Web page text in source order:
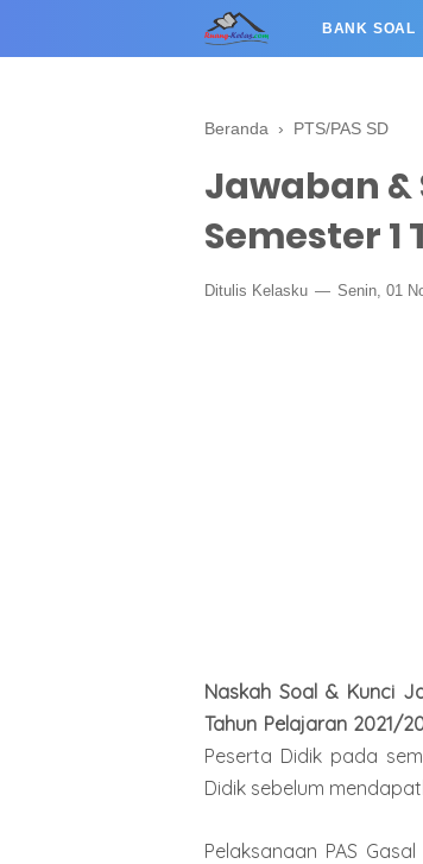
BANK SOAL
Beranda › PTS/PAS SD
Jawaban &
Semester 1
Ditulis Kelasku Senin, 01
Naskah Soal & Kunci
Tahun Pelajaran 2021/
Peserta Didik pada
Didik sebelum
Pelaksanaan PAS